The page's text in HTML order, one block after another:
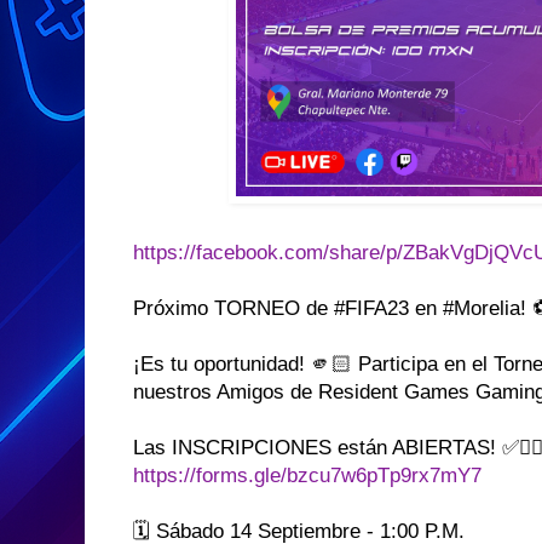
https://facebook.com/share/p/
Próximo TORNEO de #FIFA23 en #Morelia!
¡Es tu oportunidad! 🫵🏻 Participa en el
nuestros Amigos de Resident Games
Las INSCRIPCIONES están ABIERTAS! ✅👇🏻
https://forms.gle/bzcu7w6pTp9rx7mY7
🗓️ Sábado 14 Septiembre - 1:00 P.M.